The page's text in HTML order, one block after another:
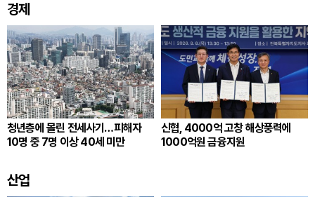
경제
청년층에 몰린 전세사기…피해자
10명 중 7명 이상 40세 미만
신협, 4000억 고창 해상풍력에
1000억원 금융지원
산업